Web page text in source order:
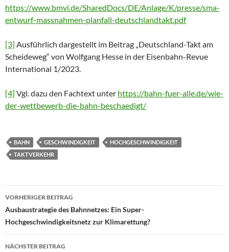
https://www.bmvi.de/SharedDocs/DE/Anlage/K/presse/sma-
entwurf-massnahmen-planfall-deutschlandtakt.pdf
[3] Ausführlich dargestellt im Beitrag „Deutschland-Takt am
Scheideweg“ von Wolfgang Hesse in der Eisenbahn-Revue
International 1/2023.
[4] Vgl. dazu den Fachtext unter https://bahn-fuer-alle.de/wie-
der-wettbewerb-die-bahn-beschaedigt/
BAHN GESCHWINDIGKEIT
HOCHGESCHWINDIGKEIT
TAKTVERKEHR
Beitragsnavigation
VORHERIGER BEITRAG
Ausbaustrategie des Bahnnetzes: Ein Super-
Hochgeschwindigkeitsnetz zur Klimarettung?
NÄCHSTER BEITRAG